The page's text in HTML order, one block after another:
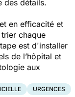
des détails.
en efficacité et
chaque
est d'installer
de l’hôpital et
aux
URGENCES